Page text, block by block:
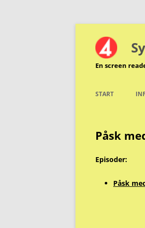
Hoppa
innehåll
En screen
START
Påsk
Episoder:
Påsk